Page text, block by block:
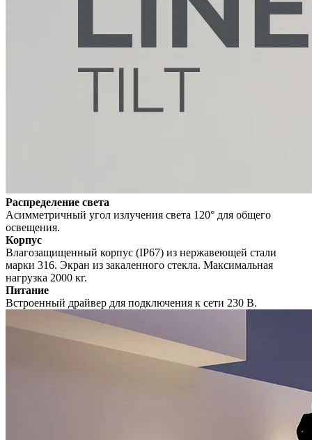
Распределение света
Асимметричный угол излучения света 120° для общего
освещения.
Корпус
Влагозащищенный корпус (IP67) из нержавеющей стали
марки 316. Экран из закаленного стекла. Максимальная
нагрузка 2000 кг.
Питание
Встроенный драйвер для подключения к сети 230 В.